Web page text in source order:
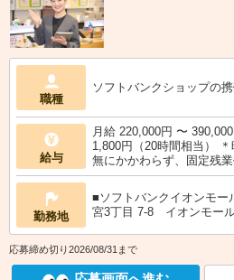
職種
ソフトバンクショップの
給与
月給 220,000円 〜
1,800円（20時間相当）
無にかかわらず、固定残
勤務地
■ソフトバンクイオンモー
宮3丁目 7‐8 イオンモー
応募締め切り2026/08/31まで